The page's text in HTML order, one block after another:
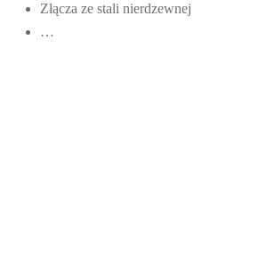
Złącza ze stali nierdzewnej
…